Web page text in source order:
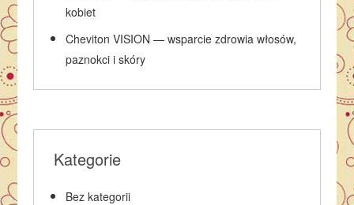
kobiet
Cheviton VISION — wsparcie zdrowia włosów,
paznokci i skóry
Kategorie
Bez kategorii